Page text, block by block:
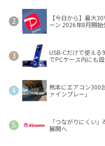
【今日から】最大
ーン 2026年8月開始
USB-Cだけで使え
でPCケース内にも
熊本にエアコン300
ァインプレー」
「つながりにくい
展開へ